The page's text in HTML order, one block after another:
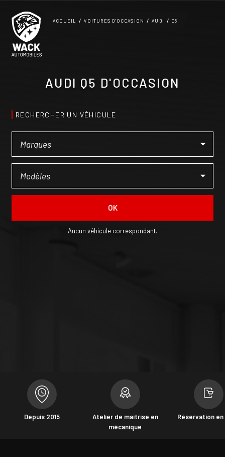
ACCUEIL VOITURES D'OCCASION AUDI Q5
AUDI Q5 D'OCCASION
RECHERCHER UN VÉHICULE
OK
Aucun véhicule correspondant.
Depuis 2015
Atelier de maitrise en
mécanique
Réservation en